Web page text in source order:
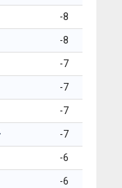
-8
-8
-7
-7
-7
-7
-6
-6